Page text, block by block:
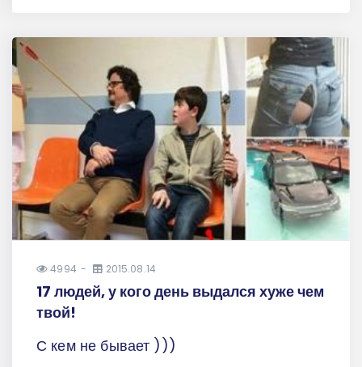
4994 2015.08.14
17 людей, у кого день выдался хуже чем
твой!
С кем не бывает )))